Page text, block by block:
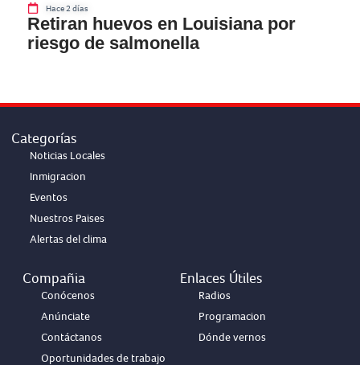
Hace 2 días
Retiran huevos en Louisiana por
riesgo de salmonella
Categorías
Noticias Locales
Inmigracion
Eventos
Nuestros Paises
Alertas del clima
Compañia
Conócenos
Anúnciate
Contáctanos
Oportunidades de trabajo
Enlaces Útiles
Radios
Programacion
Dónde vernos